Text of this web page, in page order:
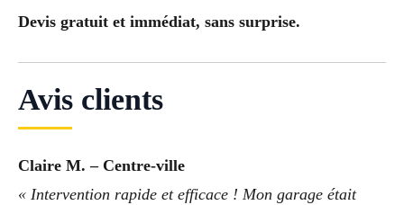
Devis gratuit et immédiat, sans surprise.
Avis clients
Claire M. – Centre-ville
« Intervention rapide et efficace ! Mon garage était